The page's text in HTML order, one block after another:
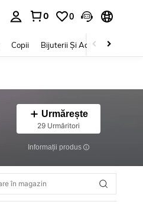
0 0
Copii Bijuterii Și Accesorii
Urmărește
29 Urmăritori
Informații produs